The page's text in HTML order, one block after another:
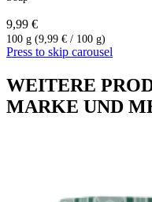
9,99 €
100 g (9,99 € / 100 g)
Press to skip carousel
WEITERE
MARKE UND